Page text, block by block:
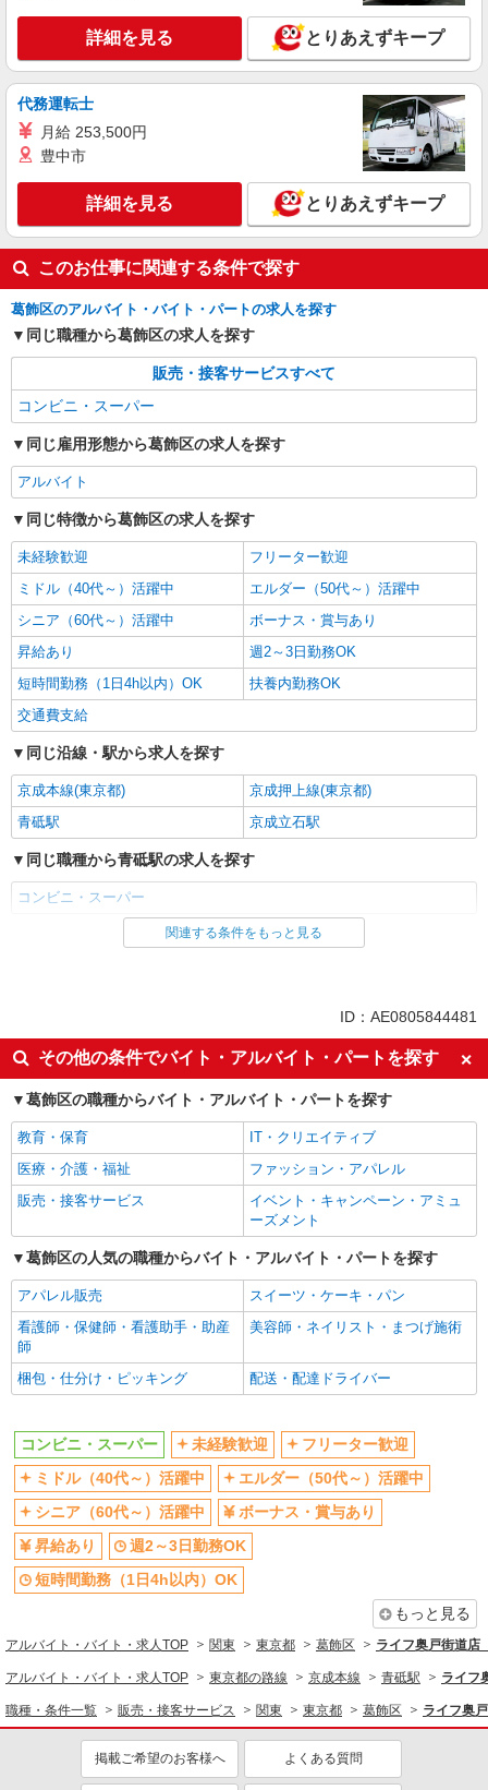
詳細を見る とりあえずキープ
代務運転士
月給 253,500円
豊中市
詳細を見る とりあえずキープ
このお仕事に関連する条件で探す
葛飾区のアルバイト・バイト・パートの求人を探す
同じ職種から葛飾区の求人を探す
販売・接客サービスすべて
コンビニ・スーパー
同じ雇用形態から葛飾区の求人を探す
アルバイト
同じ特徴から葛飾区の求人を探す
未経験歓迎
フリーター歓迎
ミドル（40代～）活躍中
エルダー（50代～）活躍中
シニア（60代～）活躍中
ボーナス・賞与あり
昇給あり
週2～3日勤務OK
短時間勤務（1日4h以内）OK
扶養内勤務OK
交通費支給
同じ沿線・駅から求人を探す
京成本線(東京都)
京成押上線(東京都)
青砥駅
京成立石駅
同じ職種から青砥駅の求人を探す
コンビニ・スーパー
同じ雇用形態から青砥駅の求人を探す
未経験歓迎
フリーター歓迎
ミドル（40代～）活躍中
エルダー（50代～）活躍中
シニア（60代～）活躍中
ボーナス・賞与あり
昇給あり
週2～3日勤務OK
短時間勤務（1日4h以内）OK
扶養内勤務OK
交通費支給
販売・接客サービス
コンビニ・スーパー
同じ特徴から求人を探す
未経験歓迎
ミドル（40代～）活躍中
短時間勤務（1日4h以内）OK
扶養内勤務OK
交通費支給
関連する条件をもっと見る
ID：AE0805844481
その他の条件でバイト・アルバイト・パートを探す
葛飾区の職種からバイト・アルバイト・パートを探す
教育・保育
IT・クリエイティブ
医療・介護・福祉
ファッション・アパレル
販売・接客サービス
イベント・キャンペーン・アミュ
ーズメント
葛飾区の人気の職種からバイト・アルバイト・パートを探す
アパレル販売
スイーツ・ケーキ・パン
看護師・保健師・看護助手・助産
師
美容師・ネイリスト・まつげ施術
梱包・仕分け・ピッキング 配送・配達ドライバー
コンビニ・スーパー 未経験歓迎
フリーター歓迎
ミドル（40代～）活躍中
エルダー（50代～）活躍中
シニア（60代～）活躍中
ボーナス・賞与あり
昇給あり
週2～3日勤務OK
短時間勤務（1日4h以内）OK
もっと見る
アルバイト・バイト・求人TOP 関東 東京都 葛飾区 ライフ奥戸街道店
アルバイト・バイト・求人TOP 東京都の路線 京成本線 青砥駅 ライフ
職種・条件一覧 販売・接客サービス 関東 東京都 葛飾区 ライフ奥
掲載ご希望のお客様へ よくある質問